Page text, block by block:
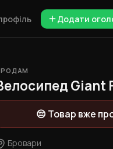
Додати
Giant
😔 Товар вже
Бровари